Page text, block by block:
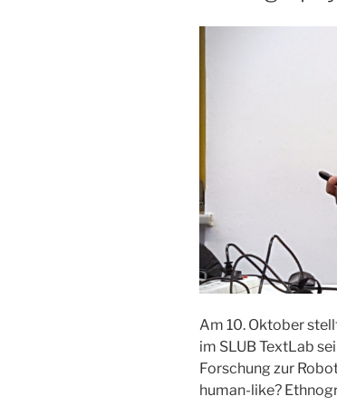
Am 10. Oktober
im SLUB TextLab
Forschung zur
human-like?